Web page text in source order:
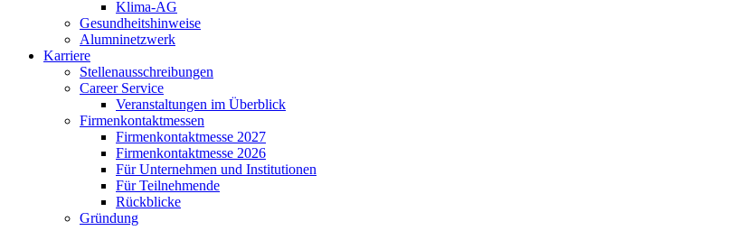
Klima-AG
Gesundheitshinweise
Alumninetzwerk
Karriere
Stellenausschreibungen
Career Service
Veranstaltungen im Überblick
Firmenkontaktmessen
Firmenkontaktmesse 2027
Firmenkontaktmesse 2026
Für Unternehmen und Institutionen
Für Teilnehmende
Rückblicke
Gründung